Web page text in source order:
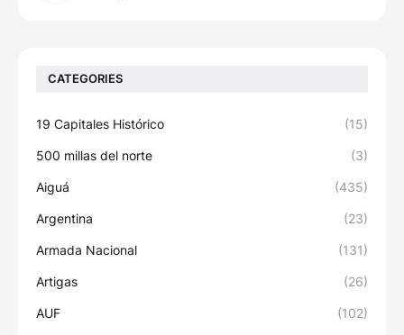
CATEGORIES
19 Capitales Histórico (15)
500 millas del norte (3)
Aiguá (435)
Argentina (23)
Armada Nacional (131)
Artigas (26)
AUF (102)